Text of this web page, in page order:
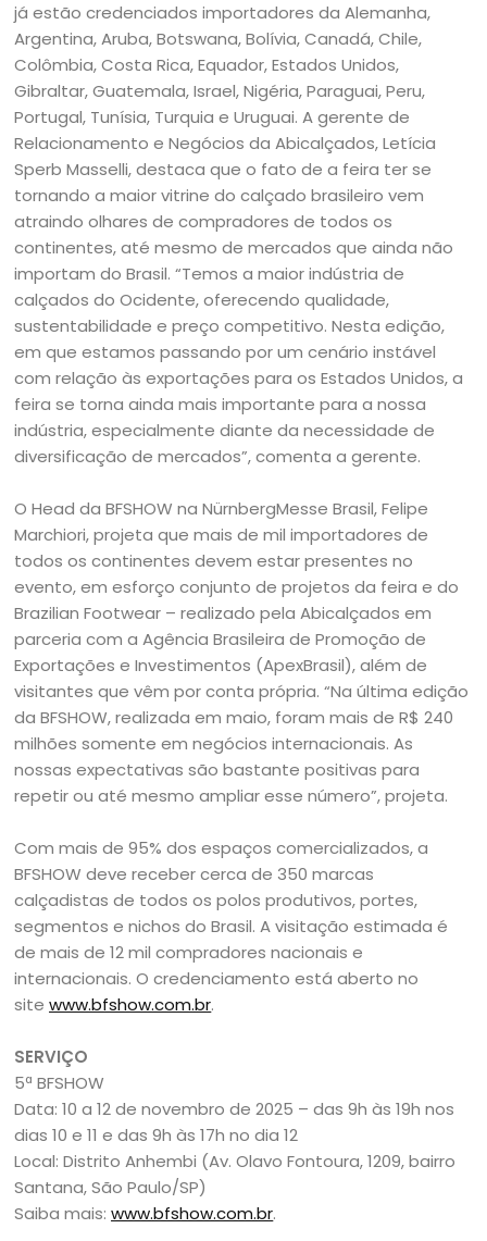
já estão credenciados importadores da Alemanha,
Argentina, Aruba, Botswana, Bolívia, Canadá, Chile,
Colômbia, Costa Rica, Equador, Estados Unidos,
Gibraltar, Guatemala, Israel, Nigéria, Paraguai, Peru,
Portugal, Tunísia, Turquia e Uruguai. A gerente de
Relacionamento e Negócios da Abicalçados, Letícia
Sperb Masselli, destaca que o fato de a feira ter se
tornando a maior vitrine do calçado brasileiro vem
atraindo olhares de compradores de todos os
continentes, até mesmo de mercados que ainda não
importam do Brasil. “Temos a maior indústria de
calçados do Ocidente, oferecendo qualidade,
sustentabilidade e preço competitivo. Nesta edição,
em que estamos passando por um cenário instável
com relação às exportações para os Estados Unidos, a
feira se torna ainda mais importante para a nossa
indústria, especialmente diante da necessidade de
diversificação de mercados”, comenta a gerente.
O Head da BFSHOW na NürnbergMesse Brasil, Felipe
Marchiori, projeta que mais de mil importadores de
todos os continentes devem estar presentes no
evento, em esforço conjunto de projetos da feira e do
Brazilian Footwear – realizado pela Abicalçados em
parceria com a Agência Brasileira de Promoção de
Exportações e Investimentos (ApexBrasil), além de
visitantes que vêm por conta própria. “Na última edição
da BFSHOW, realizada em maio, foram mais de R$ 240
milhões somente em negócios internacionais. As
nossas expectativas são bastante positivas para
repetir ou até mesmo ampliar esse número”, projeta.
Com mais de 95% dos espaços comercializados, a
BFSHOW deve receber cerca de 350 marcas
calçadistas de todos os polos produtivos, portes,
segmentos e nichos do Brasil. A visitação estimada é
de mais de 12 mil compradores nacionais e
internacionais. O credenciamento está aberto no
sitewww.bfshow.com.br.
SERVIÇO
5ª BFSHOW
Data: 10 a 12 de novembro de 2025 – das 9h às 19h nos
dias 10 e 11 e das 9h às 17h no dia 12
Local: Distrito Anhembi (Av. Olavo Fontoura, 1209, bairro
Santana, São Paulo/SP)
Saiba mais:www.bfshow.com.br.